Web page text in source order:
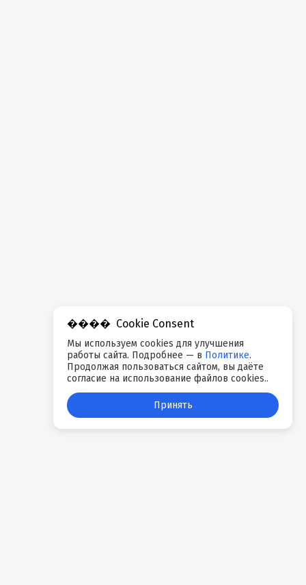
Cookie Consent
Мы используем cookies для улучшения
работы сайта. Подробнее — в Политике.
Продолжая пользоваться сайтом, вы даёте
согласие на использование файлов cookies..
Принять